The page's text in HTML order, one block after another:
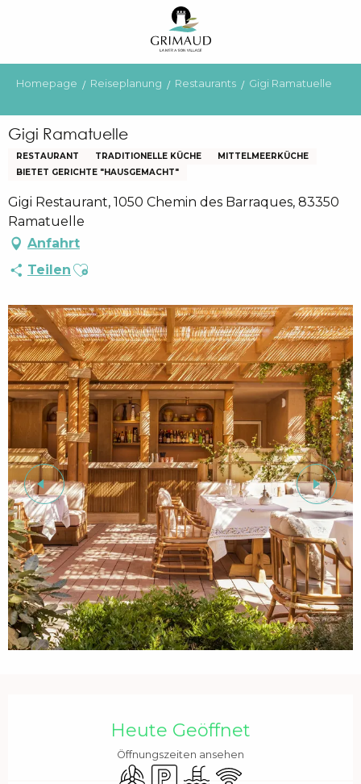
principal
Homepage Reiseplanung Restaurants Gigi Ramatuelle
Gigi Ramatuelle
RESTAURANT TRADITIONELLE KÜCHE
MITTELMEERKÜCHE
BIETET GERICHTE "HAUSGEMACHT"
Gigi Restaurant, 1050 Chemin des Barraques, 83350
Ramatuelle
Anfahrt
Teilen Ajouter aux favoris
Heute Geöffnet
Öffnungszeiten ansehen
Klimaanlage
ParkplatzSchwimmbad
Wi-Fi